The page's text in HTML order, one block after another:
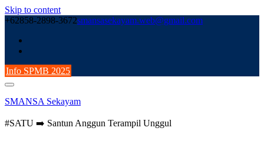
Skip to content
+62858-2898-3672smansasekayam.web@gmail.com
Info SPMB 2025
SMANSA Sekayam
#SATU ➡️ Santun Anggun Terampil Unggul